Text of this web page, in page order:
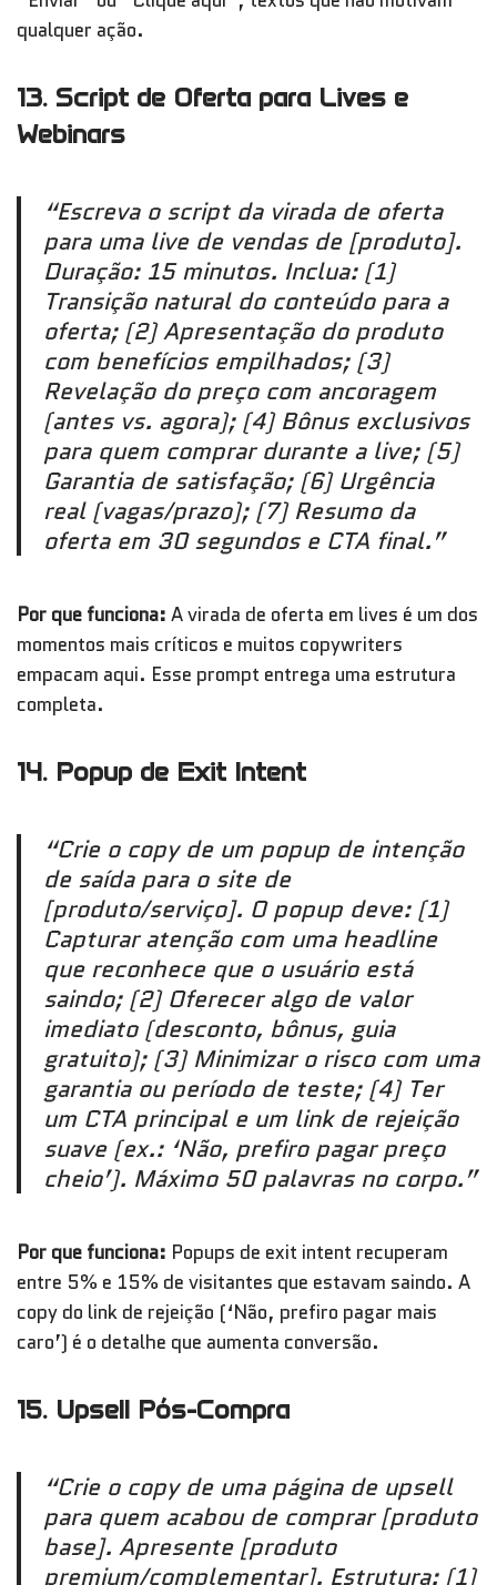
qualquer ação.
13. Script de Oferta para Lives e
Webinars
“Escreva o script da virada de oferta
para uma live de vendas de [produto].
Duração: 15 minutos. Inclua: (1)
Transição natural do conteúdo para a
oferta; (2) Apresentação do produto
com benefícios empilhados; (3)
Revelação do preço com ancoragem
(antes vs. agora); (4) Bônus exclusivos
para quem comprar durante a live; (5)
Garantia de satisfação; (6) Urgência
real (vagas/prazo); (7) Resumo da
oferta em 30 segundos e CTA final.”
Por que funciona: A virada de oferta em lives é um dos
momentos mais críticos e muitos copywriters
empacam aqui. Esse prompt entrega uma estrutura
completa.
14. Popup de Exit Intent
“Crie o copy de um popup de intenção
de saída para o site de
[produto/serviço]. O popup deve: (1)
Capturar atenção com uma headline
que reconhece que o usuário está
saindo; (2) Oferecer algo de valor
imediato (desconto, bônus, guia
gratuito); (3) Minimizar o risco com uma
garantia ou período de teste; (4) Ter
um CTA principal e um link de rejeição
suave (ex.: ‘Não, prefiro pagar preço
cheio’). Máximo 50 palavras no corpo.”
Por que funciona: Popups de exit intent recuperam
entre 5% e 15% de visitantes que estavam saindo. A
copy do link de rejeição (‘Não, prefiro pagar mais
caro’) é o detalhe que aumenta conversão.
15. Upsell Pós-Compra
“Crie o copy de uma página de upsell
para quem acabou de comprar [produto
base]. Apresente [produto
premium/complementar]. Estrutura: (1)